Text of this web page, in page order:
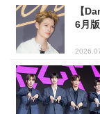
【
6月